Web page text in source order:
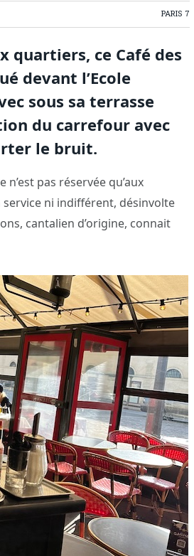
PARIS 7
quartiers, ce Café des
devant l’Ecole
sous sa terrasse
du carrefour avec
le bruit.
pas réservée qu’aux
ni indifférent, désinvolte
cantalien d’origine, connait